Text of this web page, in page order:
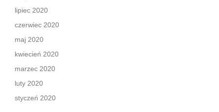
lipiec 2020
czerwiec 2020
maj 2020
kwiecień 2020
marzec 2020
luty 2020
styczeń 2020